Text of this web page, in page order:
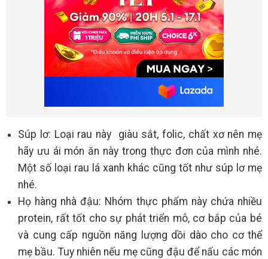
Súp lơ: Loại rau này giàu sắt, folic, chất xơ nên mẹ
hãy ưu ái món ăn này trong thực đơn của mình nhé.
Một số loại rau lá xanh khác cũng tốt như súp lơ mẹ
nhé.
Họ hàng nhà đậu: Nhóm thực phẩm này chứa nhiều
protein, rất tốt cho sự phát triển mô, cơ bắp của bé
và cung cấp nguồn năng lượng dồi dào cho cơ thể
mẹ bầu. Tuy nhiên nếu mẹ cũng đậu để nấu các món